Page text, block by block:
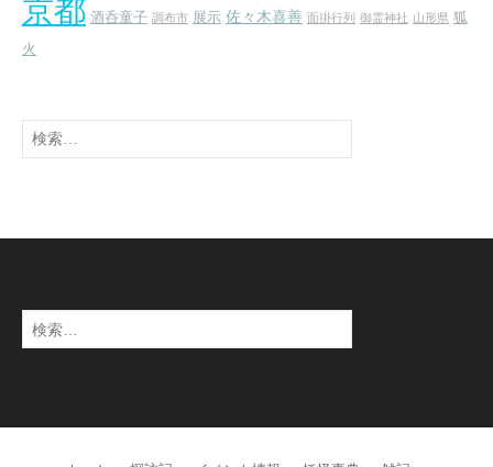
京都 酒呑童子 調布市 展示 佐々木喜善 面掛行列 御霊神社 山形県 狐
火
検
索:
検
索: